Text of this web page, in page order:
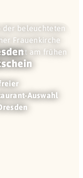
Auswahl